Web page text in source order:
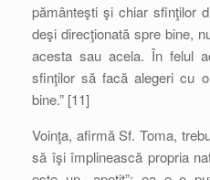
pământeşti şi chiar sfinţilor
deşi direcţionată spre bine,
acesta sau acela. În felul
sfinţilor să facă alegeri cu
bine.” [11]
Voinţa, afirmă Sf. Toma,
să îşi împlinească propria